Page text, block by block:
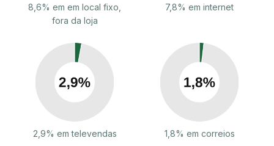
8,6% em em local fixo,
fora da loja
7,8% em internet
2,9% em televendas 1,8% em correios